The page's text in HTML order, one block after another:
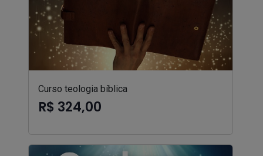
Curso teologia bíblica
R$ 324,00